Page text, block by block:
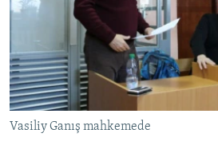
FİKİR
Русский
Українською
QOŞULIÑIZ!
Vasiliy Ganış mahkemede